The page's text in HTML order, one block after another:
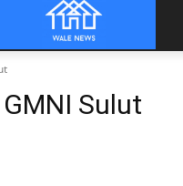
GMNI Sulut